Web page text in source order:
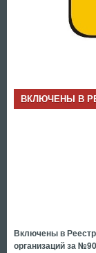
ВКЛЮЧЕНЫ В
Включены в
организаций за